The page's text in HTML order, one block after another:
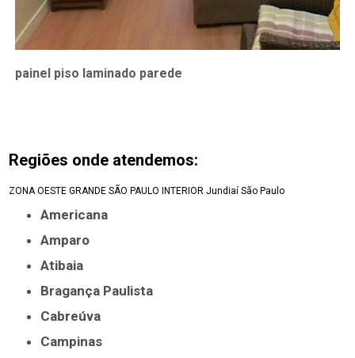
painel piso laminado parede
Regiões onde atendemos:
ZONA OESTE GRANDE SÃO PAULO INTERIOR Jundiaí São Paulo
Americana
Amparo
Atibaia
Bragança Paulista
Cabreúva
Campinas